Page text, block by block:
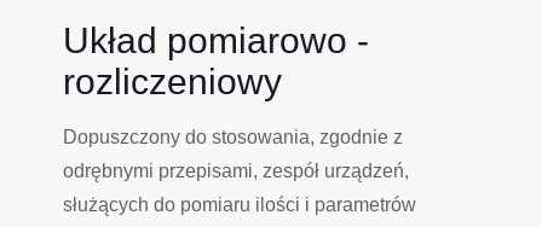
Układ pomiarowo -
rozliczeniowy
Dopuszczony do stosowania, zgodnie z
odrębnymi przepisami, zespół urządzeń,
służących do pomiaru ilości i parametrów